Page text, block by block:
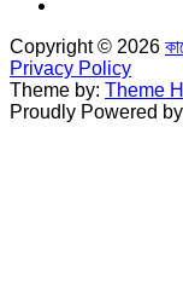
Copyright © 2026
Privacy Policy
Theme by: Theme
Proudly Powered